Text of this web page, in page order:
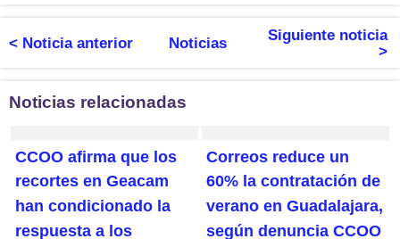
< Noticia anterior Noticias
Siguiente noticia
>
Noticias relacionadas
CCOO afirma que los
recortes en Geacam
han condicionado la
respuesta a los
Correos reduce un
60% la contratación de
verano en Guadalajara,
según denuncia CCOO